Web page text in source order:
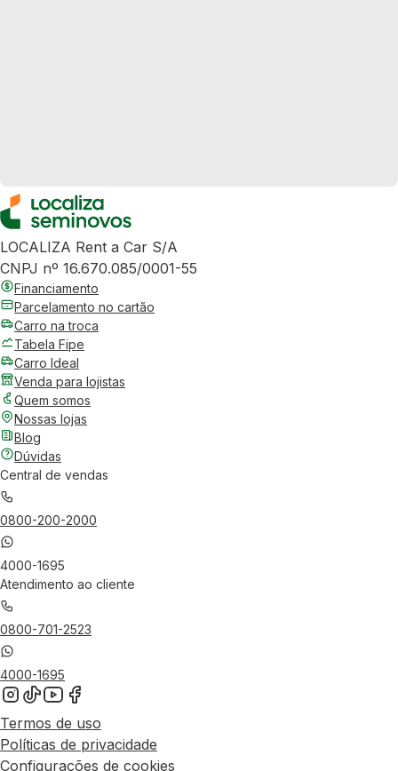
LOCALIZA Rent a Car S/A
CNPJ nº 16.670.085/0001-55
Financiamento
Parcelamento no cartão
Carro na troca
Tabela Fipe
Carro Ideal
Venda para lojistas
Quem somos
Nossas lojas
Blog
Dúvidas
Central de vendas
0800-200-2000
4000-1695
Atendimento ao cliente
0800-701-2523
4000-1695
Termos de uso
Políticas de privacidade
Configurações de cookies